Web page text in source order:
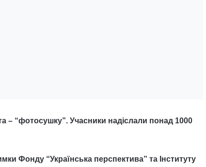
– “фотосушку”. Учасники надіслали понад 1000
Фонду “Українська перспектива” та Інституту